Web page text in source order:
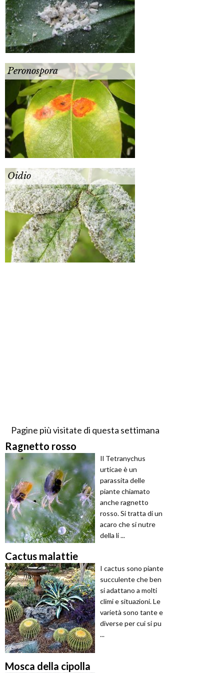
Peronospora
Oidio
Pagine più visitate di questa settimana
Ragnetto rosso
Il Tetranychus
urticae è un
parassita delle
piante chiamato
anche ragnetto
rosso. Si tratta di un
acaro che si nutre
della li ...
Cactus malattie
I cactus sono piante
succulente che ben
si adattano a molti
climi e situazioni. Le
varietà sono tante e
diverse per cui si pu
...
Mosca della cipolla